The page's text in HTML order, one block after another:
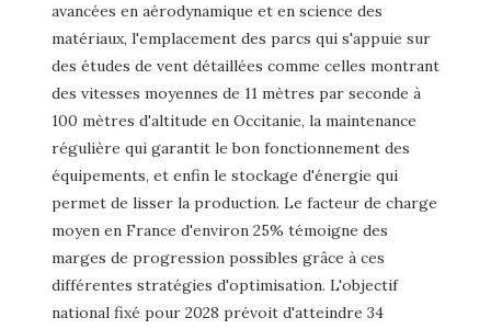
avancées en aérodynamique et en science des
matériaux, l'emplacement des parcs qui s'appuie sur
des études de vent détaillées comme celles montrant
des vitesses moyennes de 11 mètres par seconde à
100 mètres d'altitude en Occitanie, la maintenance
régulière qui garantit le bon fonctionnement des
équipements, et enfin le stockage d'énergie qui
permet de lisser la production. Le facteur de charge
moyen en France d'environ 25% témoigne des
marges de progression possibles grâce à ces
différentes stratégies d'optimisation. L'objectif
national fixé pour 2028 prévoit d'atteindre 34